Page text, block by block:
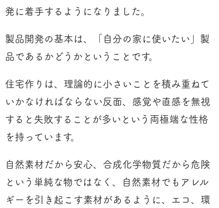
発に着手するようになりました。
製品開発の基本は、「自分の家に使いたい」製
品であるかどうかということです。
住宅作りは、理論的に小さいことを積み重ねて
いかなければならない反面、感覚や直感を無視
すると失敗することが多いという両極端な性格
を持っています。
自然素材だから安心、合成化学物質だから危険
という単純な物ではなく、自然素材でもアレル
ギーを引き起こす素材があるように、エコ、環